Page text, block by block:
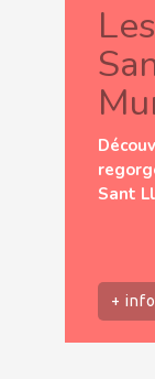
Sant
+ info